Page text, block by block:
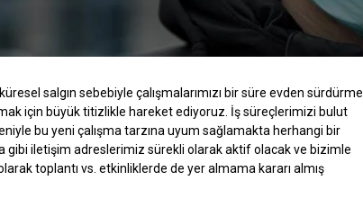
riski kadar Walring pluskurulumu için gerekli zamanı ve eforu
şekillendirme süreçlerini otomatikleştirerek optimum
salgın sebebiyle çalışmalarımızı bir süre evden sürdürme
için büyük titizlikle hareket ediyoruz. İş süreçlerimizi bulut
bu yeni çalışma tarzına uyum sağlamakta herhangi bir
gibi iletişim adreslerimiz sürekli olarak aktif olacak ve bizimle
toplantı vs. etkinliklerde de yer almama kararı almış